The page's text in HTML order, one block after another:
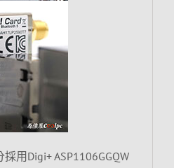
用Digi+ ASP1106GGQW